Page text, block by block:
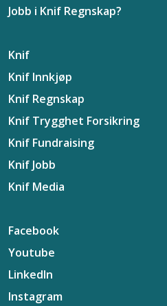
Jobb i Knif Regnskap?
Knif
Knif Innkjøp
Knif Regnskap
Knif Trygghet Forsikring
Knif Fundraising
Knif Jobb
Knif Media
Facebook
Youtube
LinkedIn
Instagram